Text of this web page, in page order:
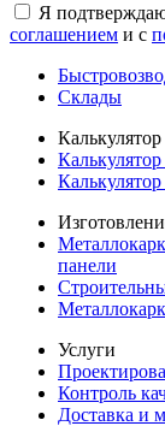
Я
соглашением и с
Склады
Калькулятор
панели
Услуги
Контроль
Доставка и